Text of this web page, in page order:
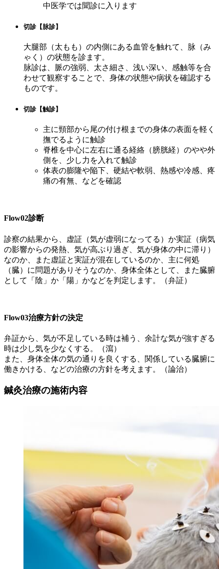
中医学では聞診に入ります
切診【脉診】
大腿部（太もも）の内側にある血管を触れて、脉（み
ゃく）の状態を診ます。
脉診は、脈の強弱、太さ細さ、浅い深い、感触等を合
わせて観察することで、身体の状態や病状を確認する
ものです。
切診【触診】
主に頸部から尾の付け根までの身体の表面を軽く
撫でるように触診
脊椎を中心に左右に通る経絡（膀胱経）のやや外
側を、少し力を入れて触診
体表の膨隆や陥下、硬結や軟弱、熱感や冷感、疼
痛の有無、などを確認
Flow02診断
診察の結果から、虚証（気が虚弱になってる）か実証（病気
の影響からの発熱、気が高ぶり過ぎ、気が身体の中に滞り）
なのか、また虚証と実証が混在しているのか、主に何処
（臓）に問題がありそうなのか、身体全体として、また臓腑
として「陰」か「陽」かなどを判定します。（弁証）
Flow03治療方針の決定
弁証から、気が不足している時は補う、余計な気が強すぎる
時は少し気を少なくする。（瀉）
また、身体全体の気の通りを良くする、関係している臓腑に
働きかける、などの治療の方針を考えます。（論治）
鍼灸治療の施術内容